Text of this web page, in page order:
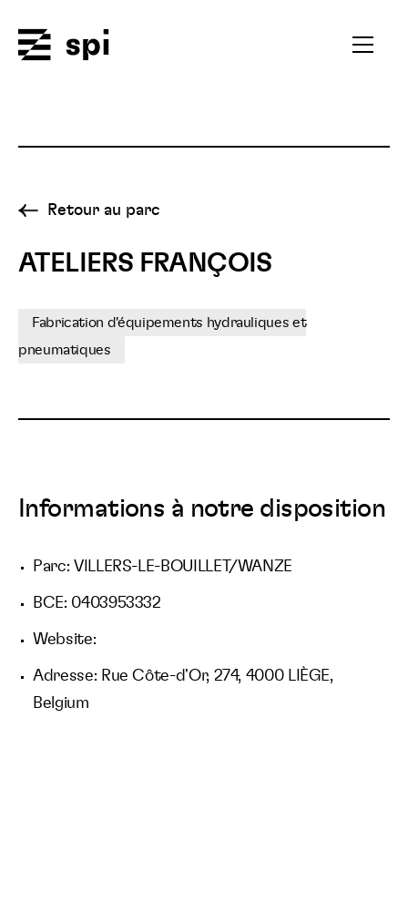
Ouvrir
Retour au parc
ATELIERS FRANÇOIS
Fabrication d'équipements hydrauliques et
pneumatiques
Informations à notre disposition
Parc: VILLERS-LE-BOUILLET/WANZE
BCE: 0403953332
Website:
Adresse: Rue Côte-d'Or, 274, 4000 LIÈGE,
Belgium